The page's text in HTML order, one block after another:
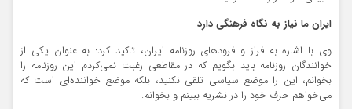
ایران ما نیاز به نگاه فرهنگی دارد
وی با اشاره به فراز و فرودهای روزنامه ایران، تاکید کرد: به عنوان یکی از
خوانندگان روزنامه باید بگویم که در مقاطعی رغبت نمی‌کردم این روزنامه را
بخوانم، این را موضع سیاسی تلقی نکنید، بلکه موضع خواننده‌ای است که
می‌خواهم حرف خود را در نشریه ببینم و بخوانم.